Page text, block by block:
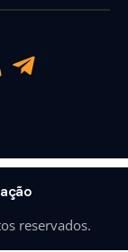
reservados.